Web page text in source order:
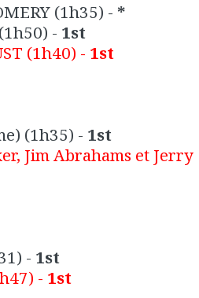
(1h35) - *
(1h50) - 1st
(1h40) - 1st
(1h35) - 1st
Jim Abrahams et Jerry
- 1st
- 1st